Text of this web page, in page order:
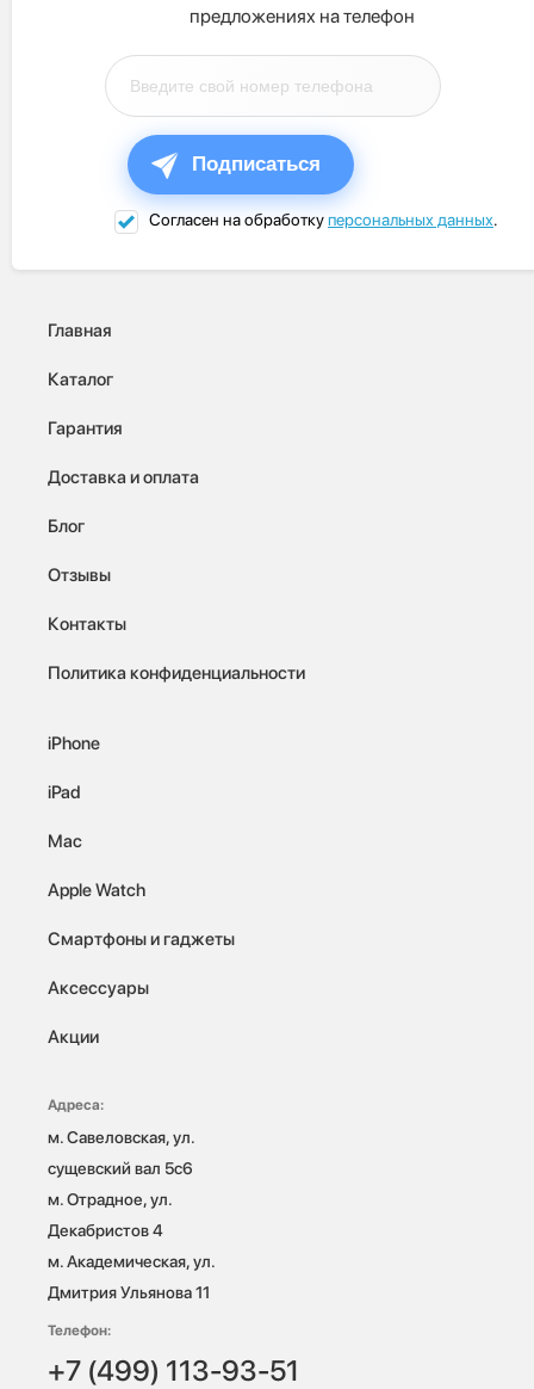
предложениях на телефон
Подписаться
Согласен на обработкуперсональных данных.
Главная
Каталог
Гарантия
Доставка и оплата
Блог
Отзывы
Контакты
Политика конфиденциальности
iPhone
iPad
Mac
Apple Watch
Смартфоны и гаджеты
Аксессуары
Акции
Адреса:
м. Савеловская, ул.
сущевский вал 5с6
м. Отрадное, ул.
Декабристов 4
м. Академическая, ул.
Дмитрия Ульянова 11
Телефон:
+7 (499) 113-93-51